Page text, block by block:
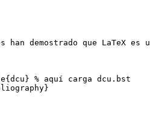
han demostrado que LaTeX
{dcu} % aquí carga dcu.bst